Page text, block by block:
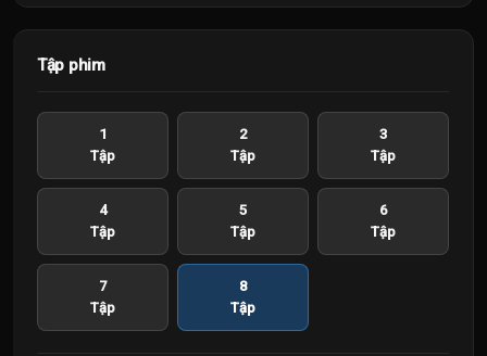
Tập phim
1
Tập
2
Tập
3
Tập
4
Tập
5
Tập
6
Tập
7
Tập
8
Tập